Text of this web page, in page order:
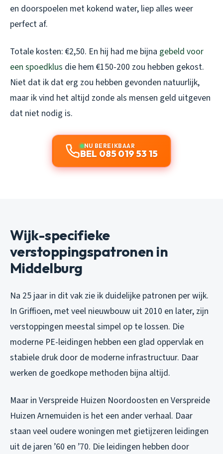
en doorspoelen met kokend water, liep alles weer
perfect af.
Totale kosten: €2,50. En hij had me bijna gebeld voor
een spoedklus die hem €150-200 zou hebben gekost.
Niet dat ik dat erg zou hebben gevonden natuurlijk,
maar ik vind het altijd zonde als mensen geld uitgeven
dat niet nodig is.
NU BEREIKBAAR
BEL 085 019 53 15
Wijk-specifieke
verstoppingspatronen in
Middelburg
Na 25 jaar in dit vak zie ik duidelijke patronen per wijk.
In Griffioen, met veel nieuwbouw uit 2010 en later, zijn
verstoppingen meestal simpel op te lossen. Die
moderne PE-leidingen hebben een glad oppervlak en
stabiele druk door de moderne infrastructuur. Daar
werken de goedkope methoden bijna altijd.
Maar in Verspreide Huizen Noordoosten en Verspreide
Huizen Arnemuiden is het een ander verhaal. Daar
staan veel oudere woningen met gietijzeren leidingen
uit de jaren ’60 en ’70. Die leidingen hebben door